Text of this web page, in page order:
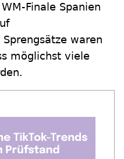
Finale Spanien
waren
möglichst viele